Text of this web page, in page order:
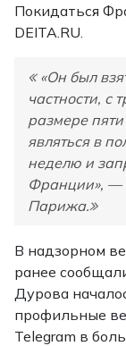
Покидаться
DEITA.RU.
«Он был
частности, с
размере
являться в
неделю и
Франции», —
Парижа.
В надзорном
ранее
Дурова
профильные
Telegram в